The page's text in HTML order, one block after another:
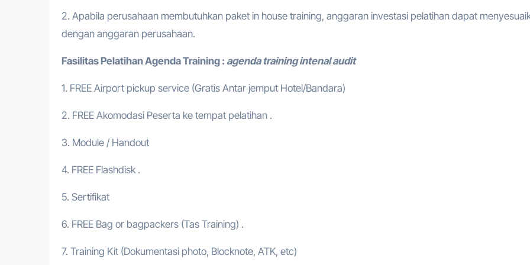
2. Apabila perusahaan membutuhkan paket in house training, anggaran investasi pelatihan dapat
dengan anggaran perusahaan.
Fasilitas PelatihanAgenda Training : agenda training intenal audit
1. FREE Airport pickup service (Gratis Antar jemput Hotel/Bandara)
2. FREE Akomodasi Peserta ke tempat pelatihan .
3. Module / Handout
4. FREE Flashdisk .
5. Sertifikat
6. FREE Bag or bagpackers (Tas Training) .
7. Training Kit (Dokumentasi photo, Blocknote, ATK, etc)